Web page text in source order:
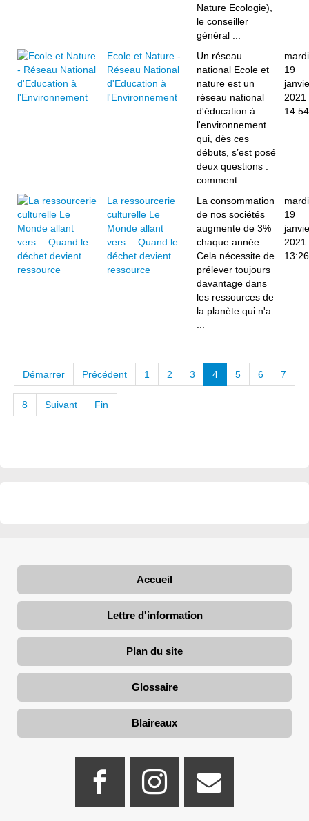
Nature Ecologie),
le conseiller
général ...
Ecole et Nature -
Réseau National
d'Education à
l'Environnement
Un réseau
national Ecole et
nature est un
réseau national
d'éducation à
l'environnement
qui, dès ces
débuts, s’est posé
deux questions :
comment ...
mardi
19
2021
14:54
La ressourcerie
culturelle Le
Monde allant
vers… Quand le
déchet devient
ressource
La consommation
de nos sociétés
augmente de 3%
chaque année.
Cela nécessite de
prélever toujours
davantage dans
les ressources de
la planète qui n'a
mardi
19
2021
13:26
Démarrer Précédent 1 2 3 4 5 6 7
8 Suivant Fin
Accueil
Lettre d'information
Plan du site
Glossaire
Blaireaux